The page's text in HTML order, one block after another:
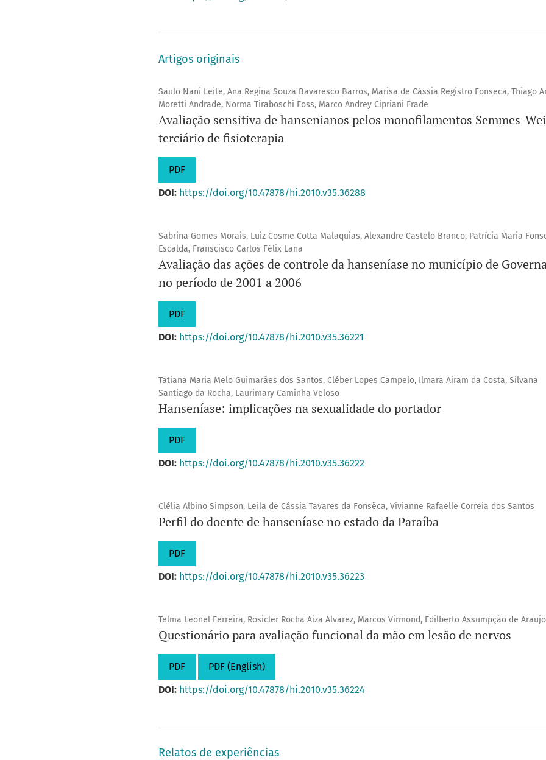
Artigos originais
Saulo Nani Leite, Ana Regina Souza Bavaresco Barros, Marisa de Cássia Registro Fonseca, Thiago
Moretti Andrade, Norma Tiraboschi Foss, Marco Andrey Cipriani Frade
Avaliação sensitiva de hansenianos pelos monofilamentos Semmes-
terciário de fisioterapia
PDF
DOI: https://doi.org/10.47878/hi.2010.v35.36288
Sabrina Gomes Morais, Luiz Cosme Cotta Malaquias, Alexandre Castelo Branco, Patrícia Maria
Escalda, Franscisco Carlos Félix Lana
Avaliação das ações de controle da hanseníase no município de
no período de 2001 a 2006
PDF
DOI: https://doi.org/10.47878/hi.2010.v35.36221
Tatiana Maria Melo Guimarães dos Santos, Cléber Lopes Campelo, Ilmara Airam da Costa, Silvana
Santiago da Rocha, Laurimary Caminha Veloso
Hanseníase: implicações na sexualidade do portador
PDF
DOI: https://doi.org/10.47878/hi.2010.v35.36222
Clélia Albino Simpson, Leila de Cássia Tavares da Fonsêca, Vivianne Rafaelle Correia dos Santos
Perfil do doente de hanseníase no estado da Paraíba
PDF
DOI: https://doi.org/10.47878/hi.2010.v35.36223
Telma Leonel Ferreira, Rosicler Rocha Aiza Alvarez, Marcos Virmond, Edilberto Assumpção de Araujo
Questionário para avaliação funcional da mão em lesão de nervos
PDF
PDF (English)
DOI: https://doi.org/10.47878/hi.2010.v35.36224
Relatos de experiências